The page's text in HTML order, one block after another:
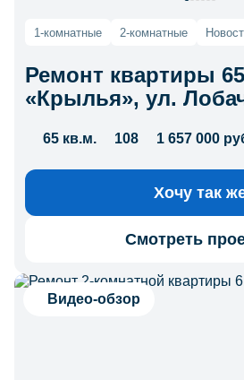
1-комнатные 2-комнатные
Ремонт квартиры
«Крылья», ул.
65 кв.м. 108 1 657 000
Хочу так
Смотреть
Видео-обзор